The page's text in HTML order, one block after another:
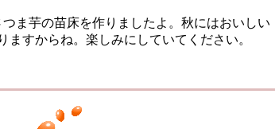
つま芋の苗床を作りましたよ。秋にはおいしい
ますからね。楽しみにしていてください。